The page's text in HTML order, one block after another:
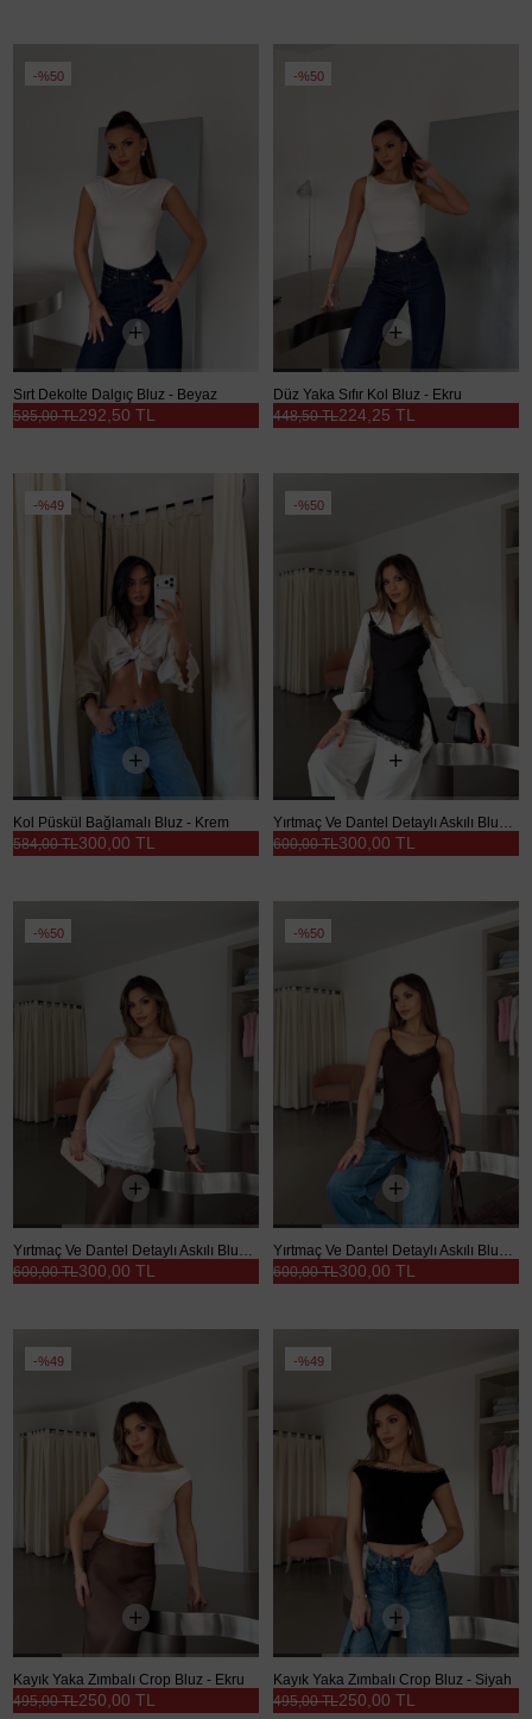
%50
Sırt Dekolte Dalgıç Bluz - Beyaz
292,50 TL
585,00 TL
%50
Düz Yaka Sıfır Kol Bluz - Ekru
224,25 TL
448,50 TL
%49
Kol Püskül Bağlamalı Bluz - Krem
300,00 TL
584,00 TL
%50
Yırtmaç Ve Dantel Detaylı Askılı Bluz - Siyah
300,00 TL
600,00 TL
%50
Yırtmaç Ve Dantel Detaylı Askılı Bluz - Ekru
300,00 TL
600,00 TL
%50
Yırtmaç Ve Dantel Detaylı Askılı Bluz - Kahve
300,00 TL
600,00 TL
%49
Kayık Yaka Zımbalı Crop Bluz - Ekru
250,00 TL
495,00 TL
%49
Kayık Yaka Zımbalı Crop Bluz - Siyah
250,00 TL
495,00 TL